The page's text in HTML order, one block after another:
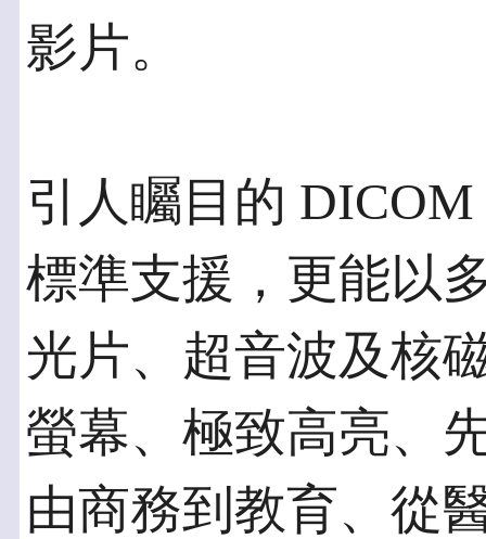
影片。
引人矚目的
標準支援，更能以
光片、超音波及核
螢幕、極致高亮、
由商務到教育、從